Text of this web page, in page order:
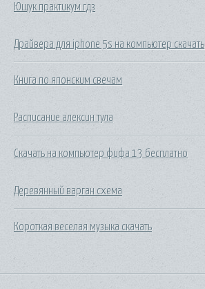
Ющук практикум гдз
Драйвера для iphone 5s на компьютер скачать
Книга по японским свечам
Расписание алексин тула
Скачать на компьютер фифа 13 бесплатно
Деревянный варган схема
Короткая веселая музыка скачать